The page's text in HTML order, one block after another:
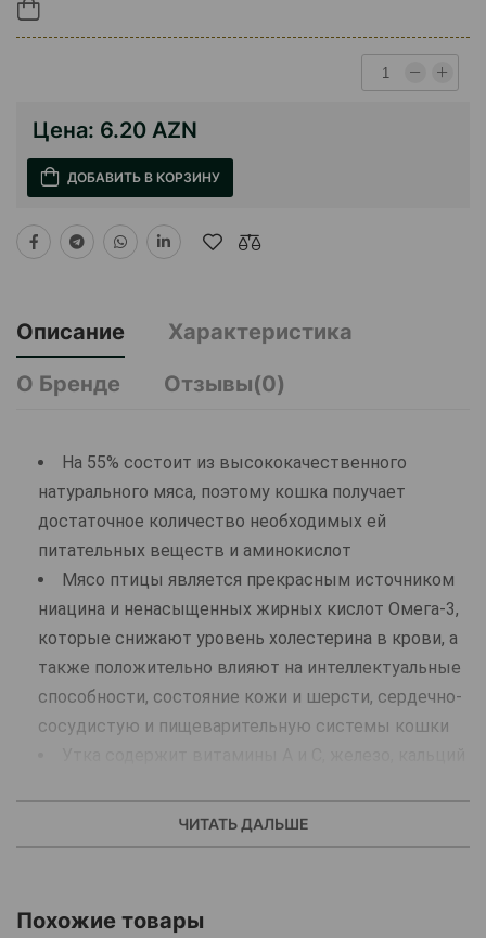
Цена: 6.20 AZN
ДОБАВИТЬ В КОРЗИНУ
Описание
Характеристика
О Бренде
Отзывы(0)
На 55% состоит из высококачественного
натурального мяса, поэтому кошка получает
достаточное количество необходимых ей
питательных веществ и аминокислот
Мясо птицы является прекрасным источником
ниацина и ненасыщенных жирных кислот Омега-3,
которые снижают уровень холестерина в крови, а
также положительно влияют на интеллектуальные
способности, состояние кожи и шерсти, сердечно-
сосудистую и пищеварительную системы кошки
дополнительным селеном, что с питательной точки
зрения делает эту комбинацию достаточно ценной
для комплексной защиты организма питомца
ЧИТАТЬ ДАЛЬШЕ
Похожие товары